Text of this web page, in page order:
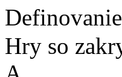
Hry so